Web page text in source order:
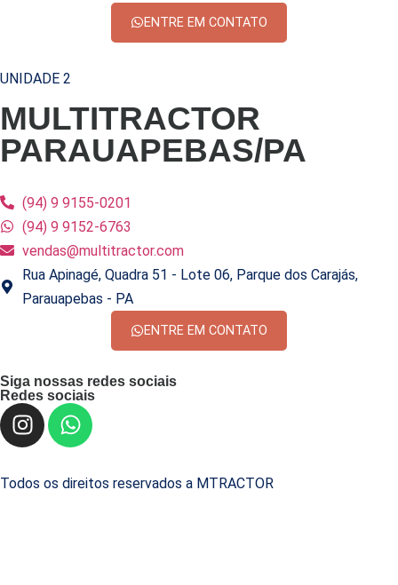
ENTRE EM CONTATO
UNIDADE 2
MULTITRACTOR
PARAUAPEBAS/PA
(94) 9 9155-0201
(94) 9 9152-6763
vendas@multitractor.com
Rua Apinagé, Quadra 51 - Lote 06, Parque dos Carajás,
Parauapebas - PA
ENTRE EM CONTATO
Siga nossas redes sociais
Redes sociais
Todos os direitos reservados a MTRACTOR